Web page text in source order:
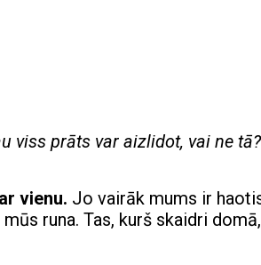
viss prāts var aizlidot, vai ne tā?
vienu. Jo vairāk mums ir
runa. Tas, kurš skaidri